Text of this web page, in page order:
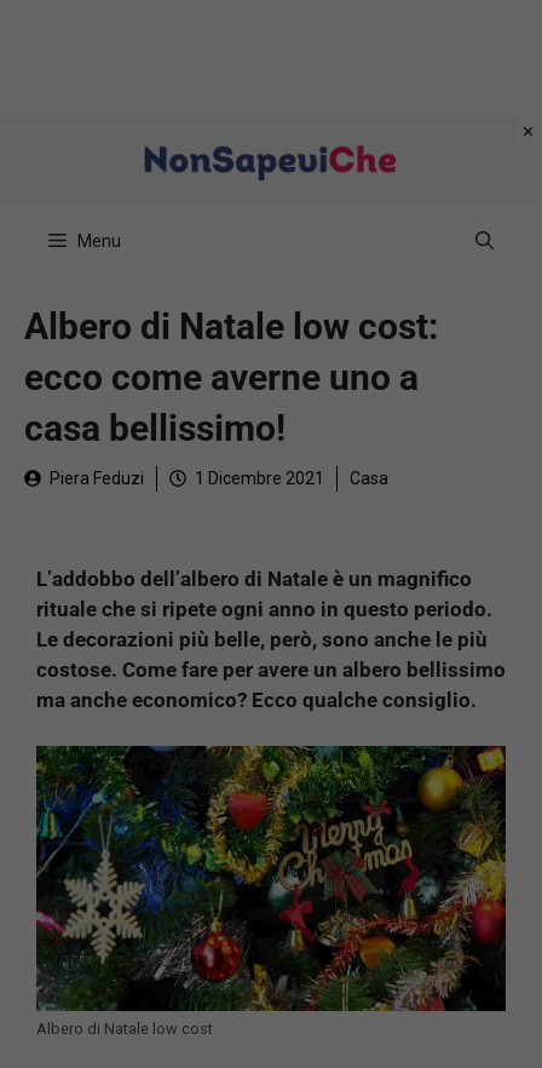
Menu
Albero di Natale low cost:
ecco come averne uno a
casa bellissimo!
Piera Feduzi 1 Dicembre 2021 Casa
L’addobbo dell’albero di Natale è un magnifico
rituale che si ripete ogni anno in questo periodo.
Le decorazioni più belle, però, sono anche le più
costose. Come fare per avere un albero bellissimo
ma anche economico? Ecco qualche consiglio.
Albero di Natale low cost